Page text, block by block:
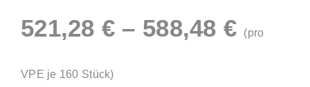
521,28 € – 588,48 € (pro
VPE je 160 Stück)